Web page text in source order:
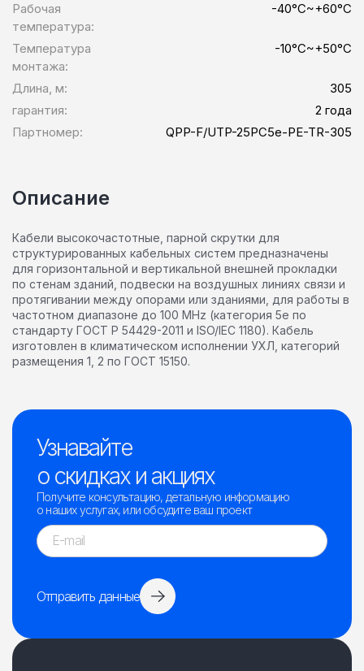
Рабочая
температура:
-40°C~+60°C
Температура
монтажа:
-10°C~+50°C
Длина, м:
305
гарантия:
2 года
Партномер:
QPP-F/UTP-25PC5e-PE-TR-305
Описание
Кабели высокочастотные, парной скрутки для
структурированных кабельных систем предназначены
для горизонтальной и вертикальной внешней прокладки
по стенам зданий, подвески на воздушных линиях связи и
протягивании между опорами или зданиями, для работы в
частотном диапазоне до 100 MHz (категория 5е по
стандарту ГОСТ Р 54429-2011 и ISO/IEC 1180). Кабель
изготовлен в климатическом исполнении УХЛ, категорий
размещения 1, 2 по ГОСТ 15150.
Узнавайте
о скидках и акциях
Получите консультацию, детальную информацию
о наших услугах, или обсудите ваш проект
Отправить данные